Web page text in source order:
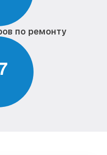
по ремонту